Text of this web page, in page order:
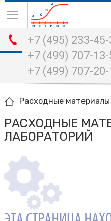
+7 (495) 233-
+7 (499) 707-
+7 (499) 707-
Расходные
РАСХОДНЫЕ
ЛАБОРАТОРИЙ